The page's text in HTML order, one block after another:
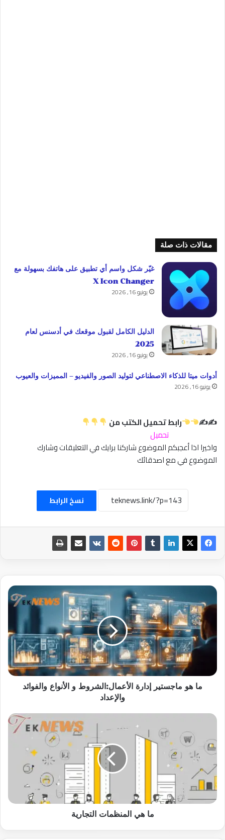
مقالات ذات صلة
غيّر شكل واسم أي تطبيق على هاتفك بسهولة مع
X Icon Changer
يونيو 16, 2026
الدليل الكامل لقبول موقعك في أدسنس لعام
2025
يونيو 16, 2026
أدوات ميتا للذكاء الاصطناعي لتوليد الصور والفيديو – المميزات والعيوب
يونيو 16, 2026
✍✍
رابط تحميل الكتب من
تحميل
واخيرا اذا أعجبكم الموضوع شاركنا برايك في التعليقات وشارك
الموضوع في مع اصدقائك
نسخ الرابط
ما
هو
ماجستير
إدارة
الأعمال:الشروط
والإعداد
ما هو ماجستير إدارة الأعمال:الشروط و الأنواع والفوائد
والإعداد
ما
المنظمات
التجارية
ما هي المنظمات التجارية